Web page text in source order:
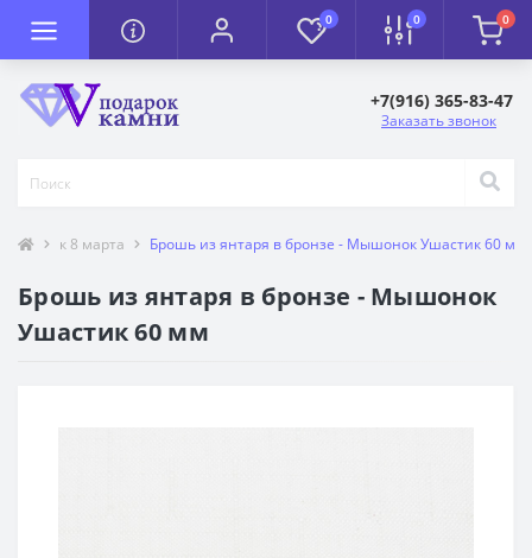
0 0 0
+7(916) 365-83-47
Заказать звонок
к 8 марта Брошь из янтаря в бронзе - Мышонок Ушастик 60 мм
Брошь из янтаря в бронзе - Мышонок
Ушастик 60 мм